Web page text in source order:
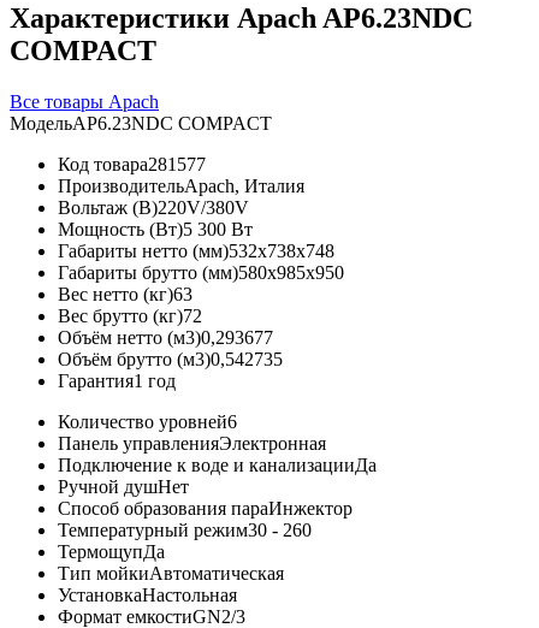
Характеристики Apach AP6.23NDC
COMPACT
Все товары Apach
МодельAP6.23NDC COMPACT
Код товара281577
ПроизводительApach, Италия
Вольтаж (В)220V/380V
Мощность (Вт)5 300 Вт
Габариты нетто (мм)532x738x748
Габариты брутто (мм)580x985x950
Вес нетто (кг)63
Вес брутто (кг)72
Объём нетто (м3)0,293677
Объём брутто (м3)0,542735
Гарантия1 год
Количество уровней6
Панель управленияЭлектронная
Подключение к воде и канализацииДа
Ручной душНет
Способ образования параИнжектор
Температурный режим30 - 260
ТермощупДа
Тип мойкиАвтоматическая
УстановкаНастольная
Формат емкостиGN2/3